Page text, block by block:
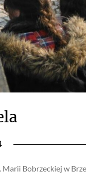
Bobrzeckiej w